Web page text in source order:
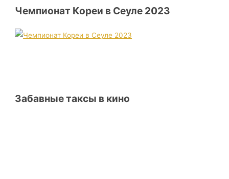
Чемпионат Кореи в Сеуле 2023
Забавные таксы в кино